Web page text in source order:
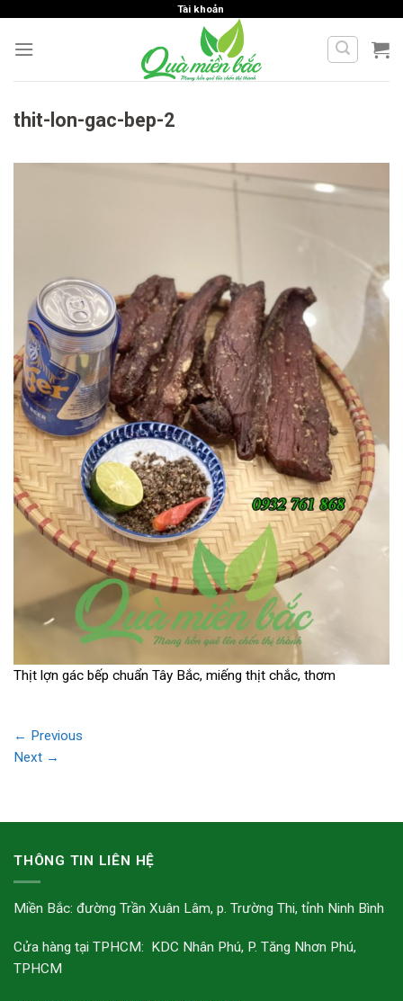
content
Tài khoản
thit-lon-gac-bep-2
Thịt lợn gác bếp chuẩn Tây Bắc, miếng thịt chắc, thơm
← Previous
Next →
THÔNG TIN LIÊN HỆ
Miền Bắc: đường Trần Xuân Lâm, p. Trường Thi, tỉnh Ninh Bình
Cửa hàng tại TPHCM: KDC Nhân Phú, P. Tăng Nhơn Phú,
TPHCM